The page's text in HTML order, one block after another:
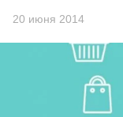
20 июня 2014